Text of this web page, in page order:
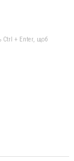
Ctrl + Enter, щоб